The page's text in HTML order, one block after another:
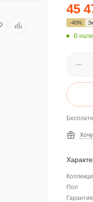
45
-40%
В
Пол
Гарантия